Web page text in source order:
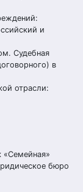
и
Судебная
в
отрасли:
«Семейная»
бюро